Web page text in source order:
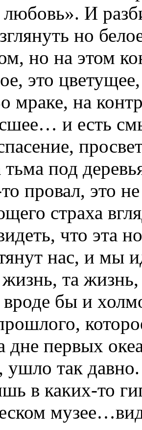
любовь». И
но
но на этом
это
на
и есть
тьма под
провал, это
страха
что эта
нас, и мы
та
вроде бы и
дне первых
ушло так
в каких-то